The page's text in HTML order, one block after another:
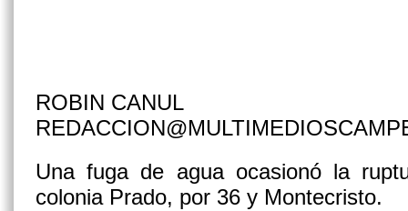
ROBIN CANUL
Una fuga de agua ocasionó la
colonia Prado, por 36 y Montecristo.